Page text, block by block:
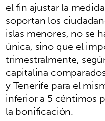
el fin ajustar la
soportan los
islas menores, no se
única, sino que el
trimestralmente,
capitalina
y Tenerife para el
inferior a 5 céntimos
la bonificación.